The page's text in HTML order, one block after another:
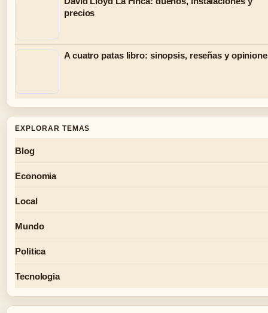
precios
A cuatro patas libro: sinopsis, reseñas y
EXPLORAR TEMAS
Blog
Economia
Local
Mundo
Politica
Tecnologia